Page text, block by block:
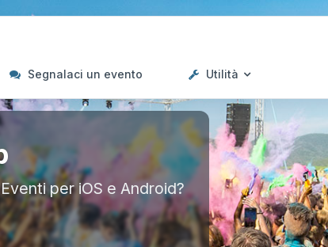
Segnalaci un evento Utilità
per iOS e Android?